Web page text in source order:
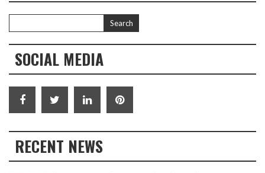
SOCIAL MEDIA
RECENT NEWS